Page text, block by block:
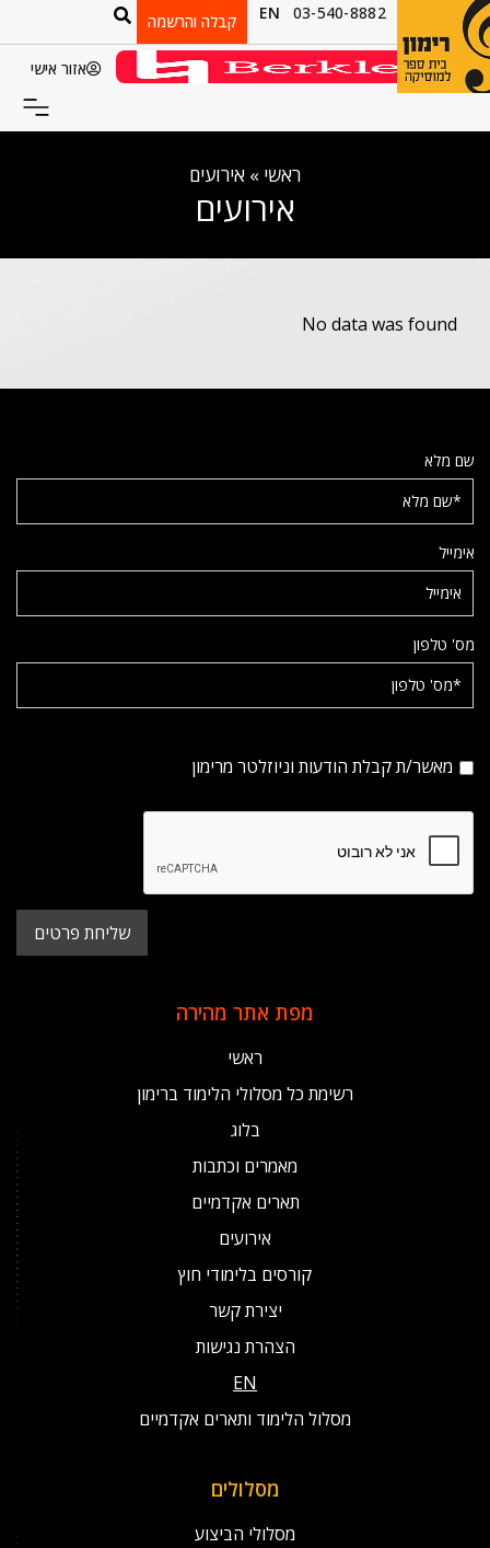
03-540-8882
EN קבלה והרשמה
אזור אישי
ראשי » אירועים
אירועים
No data was found
שם מלא
אימייל
מס' טלפון
מאשר/ת קבלת הודעות וניוזלטר מרימון
מפת אתר מהירה
ראשי
רשימת כל מסלולי הלימוד ברימון
בלוג
מאמרים וכתבות
תארים אקדמיים
אירועים
קורסים בלימודי חוץ
יצירת קשר
הצהרת נגישות
EN
מסלול הלימוד ותארים אקדמיים
מסלולים
מסלולי הביצוע